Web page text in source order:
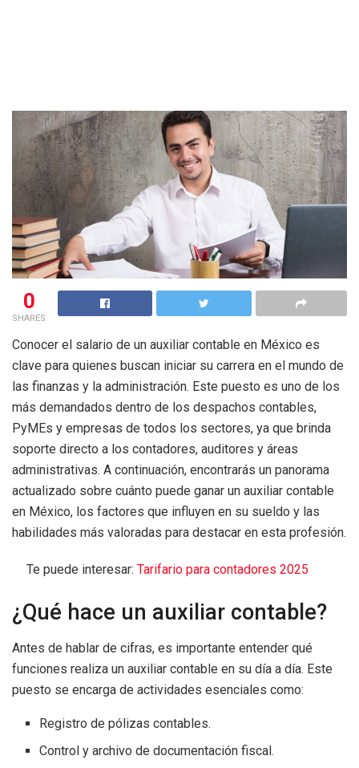
0
SHARES
Conocer el salario de un auxiliar contable en México es
clave para quienes buscan iniciar su carrera en el mundo de
las finanzas y la administración. Este puesto es uno de los
más demandados dentro de los despachos contables,
PyMEs y empresas de todos los sectores, ya que brinda
soporte directo a los contadores, auditores y áreas
administrativas. A continuación, encontrarás un panorama
actualizado sobre cuánto puede ganar un auxiliar contable
en México, los factores que influyen en su sueldo y las
habilidades más valoradas para destacar en esta profesión.
Te puede interesar: Tarifario para contadores 2025
¿Qué hace un auxiliar contable?
Antes de hablar de cifras, es importante entender qué
funciones realiza un auxiliar contable en su día a día. Este
puesto se encarga de actividades esenciales como:
Registro de pólizas contables.
Control y archivo de documentación fiscal.